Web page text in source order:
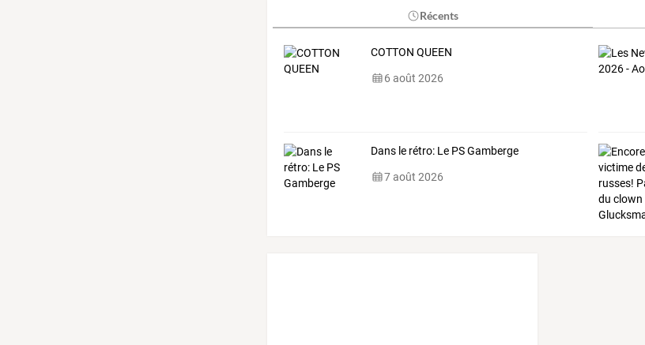
Récents
COTTON QUEEN
6 août 2026
Dans le rétro: Le PS Gamberge
7 août 2026